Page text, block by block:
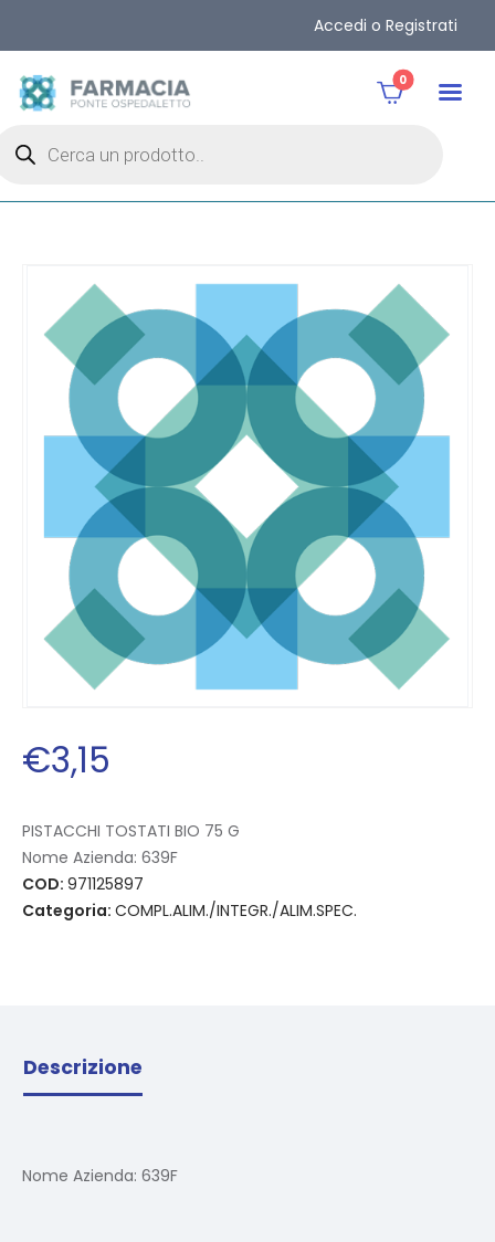
Accedi o Registrati
0
€3,15
PISTACCHI TOSTATI BIO 75 G
Nome Azienda: 639F
COD: 971125897
Categoria: COMPL.ALIM./INTEGR./ALIM.SPEC.
Descrizione
Nome Azienda: 639F